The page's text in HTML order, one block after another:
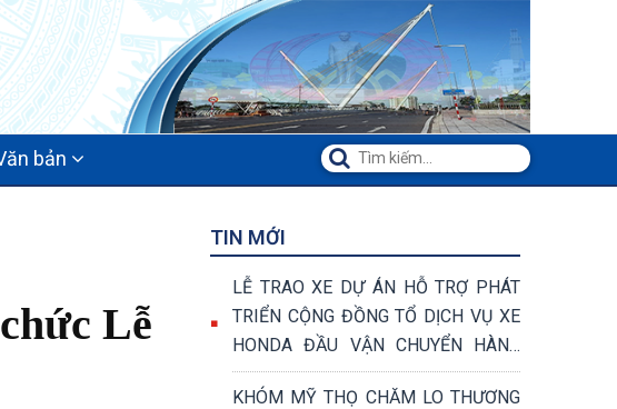
bản
Lễ
TIN MỚI
LỄ TRAO XE DỰ ÁN HỖ TRỢ PHÁT
TRIỂN CỘNG ĐỒNG TỔ DỊCH VỤ XE
HONDA ĐẦU VẬN CHUYỂN HÀNG
HÓA VÀ VẬN CHUYỂN KHÁCH
KHÓM MỸ THỌ CHĂM LO THƯƠNG